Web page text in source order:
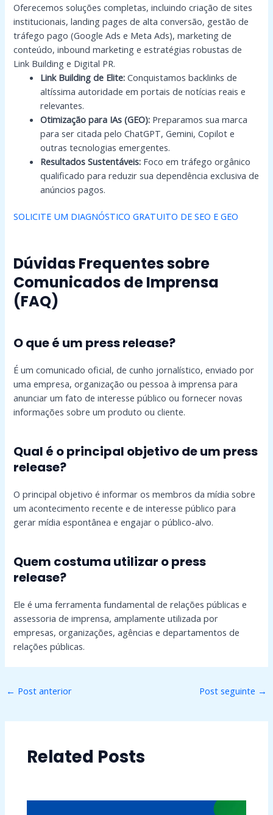
Oferecemos soluções completas, incluindo criação de sites
institucionais, landing pages de alta conversão, gestão de
tráfego pago (Google Ads e Meta Ads), marketing de
conteúdo, inbound marketing e estratégias robustas de
Link Building e Digital PR.
Link Building de Elite: Conquistamos backlinks de
altíssima autoridade em portais de notícias reais e
relevantes.
Otimização para IAs (GEO): Preparamos sua marca
para ser citada pelo ChatGPT, Gemini, Copilot e
outras tecnologias emergentes.
Resultados Sustentáveis: Foco em tráfego orgânico
qualificado para reduzir sua dependência exclusiva de
anúncios pagos.
SOLICITE UM DIAGNÓSTICO GRATUITO DE SEO E GEO
Dúvidas Frequentes sobre
Comunicados de Imprensa
(FAQ)
O que é um press release?
É um comunicado oficial, de cunho jornalístico, enviado por
uma empresa, organização ou pessoa à imprensa para
anunciar um fato de interesse público ou fornecer novas
informações sobre um produto ou cliente.
Qual é o principal objetivo de um press
release?
O principal objetivo é informar os membros da mídia sobre
um acontecimento recente e de interesse público para
gerar mídia espontânea e engajar o público-alvo.
Quem costuma utilizar o press
release?
Ele é uma ferramenta fundamental de relações públicas e
assessoria de imprensa, amplamente utilizada por
empresas, organizações, agências e departamentos de
relações públicas.
← Post anterior Post seguinte →
Related Posts